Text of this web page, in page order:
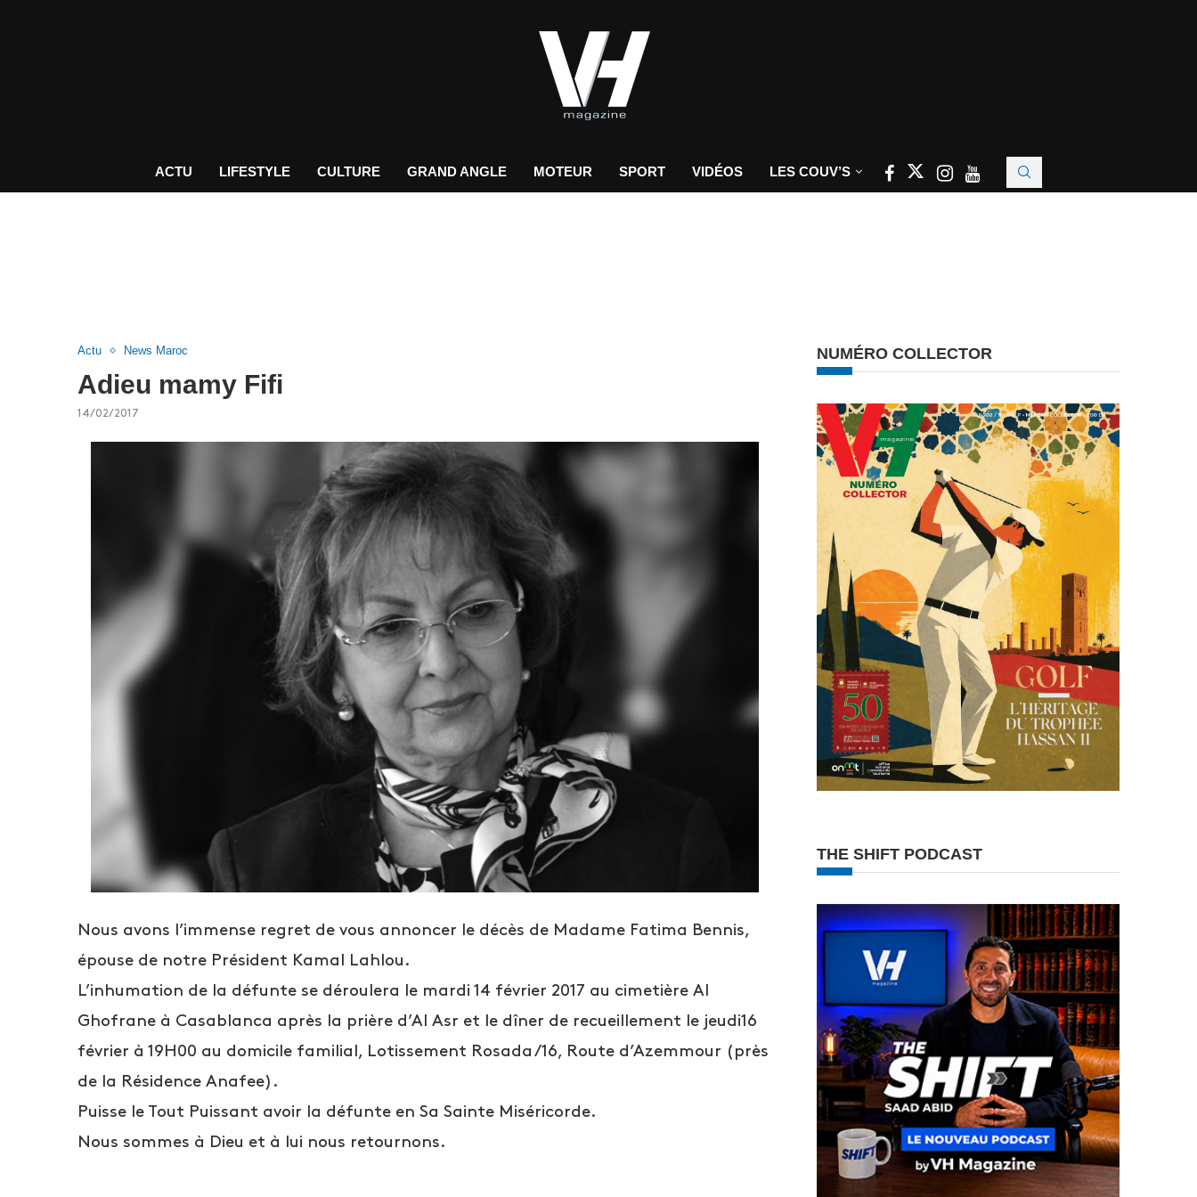
ACTU LIFESTYLE CULTURE GRAND ANGLE MOTEUR SPORT VIDÉOS LES COUV’S
Actu News Maroc
Adieu mamy Fifi
14/02/2017
Nous avons l’immense regret de vous annoncer le décès de Madame Fatima Bennis,
épouse de notre Président Kamal Lahlou.
L’inhumation de la défunte se déroulera le mardi 14 février 2017 au cimetière Al
Ghofrane à Casablanca après la prière d’Al Asr et le dîner de recueillement le jeudi16
février à 19H00 au domicile familial, Lotissement Rosada /16, Route d’Azemmour (près
de la Résidence Anafee).
Puisse le Tout Puissant avoir la défunte en Sa Sainte Miséricorde.
Nous sommes à Dieu et à lui nous retournons.
NUMÉRO COLLECTOR
THE SHIFT PODCAST